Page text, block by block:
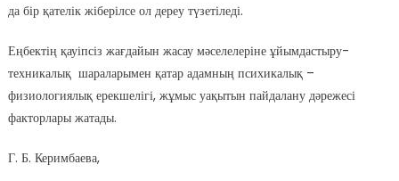
да бір қателік жіберілсе ол дереу түзетіледі.
Еңбектің қауіпсіз жағдайын жасау мәселелеріне ұйымдастыру-
техникалық шараларымен қатар адамның психикалық –
физиологиялық ерекшелігі, жұмыс уақытын пайдалану дәрежесі
факторлары жатады.
Г. Б. Керимбаева,